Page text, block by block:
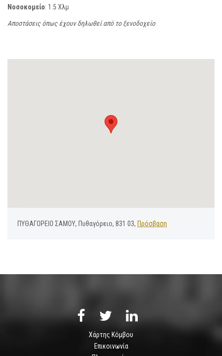
Νοσοκομείο: 1.5 Χλμ
Αποστάσεις όπως έχουν δηλωθεί από το ξενοδοχείο
ΠΥΘΑΓΟΡΕΙΟ ΣΑΜΟΥ, Πυθαγόρειο, 831 03, Πρόσβαση
Χάρτης Κόμβου
Επικοινωνία